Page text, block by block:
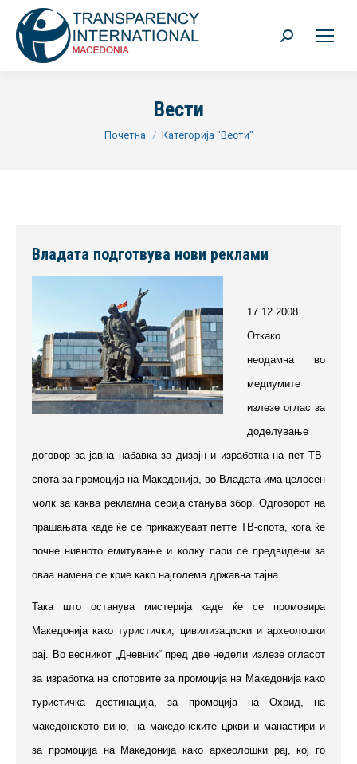
Search:
Вести
You are here:
Почетна Категорија "Вести"
Владата подготвува нови реклами
17.12.2008
Откако
неодамна во
медиумите
излезе оглас за
доделување
договор за јавна набавка за дизајн и изработка на пет ТВ-
спота за промоција на Македонија, во Владата има целосен
молк за каква рекламна серија станува збор. Одговорот на
прашањата каде ќе се прикажуваат петте ТВ-спота, кога ќе
почне нивното емитување и колку пари се предвидени за
оваа намена се крие како најголема државна тајна.
Така што останува мистерија каде ќе се промовира
Македонија како туристички, цивилизациски и археолошки
рај. Во весникот „Дневник“ пред две недели излезе огласот
за изработка на спотовите за промоција на Македонија како
туристичка дестинација, за промоција на Охрид, на
македонското вино, на македонските цркви и манастири и
за промоција на Македонија како археолошки рај, кој го